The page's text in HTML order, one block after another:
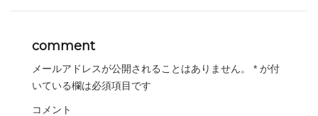
comment
メールアドレスが公開されることはありません。 * が付
いている欄は必須項目です
コメント